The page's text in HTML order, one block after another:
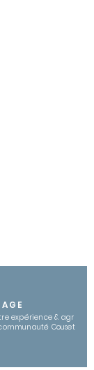
expérience & agr
Couset